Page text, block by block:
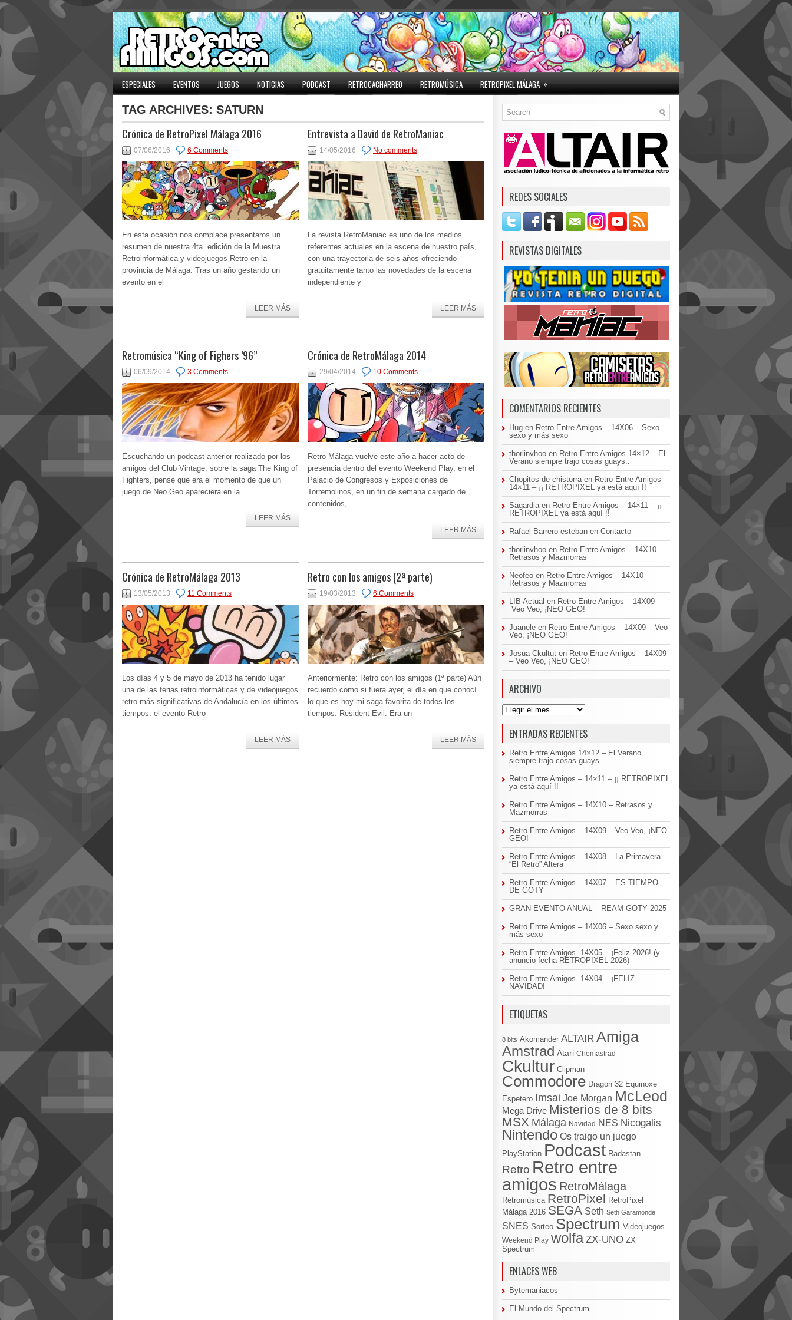
ESPECIALES EVENTOS JUEGOS NOTICIAS PODCAST RETROCACHARREO RETROMÚSICA RETROPIXEL MÁLAGA »
TAG ARCHIVES: SATURN
Crónica de RetroPixel Málaga 2016
07/06/2016 6 Comments
En esta ocasión nos complace presentaros un
resumen de nuestra 4ta. edición de la Muestra
Retroinformática y videojuegos Retro en la
provincia de Málaga. Tras un año gestando un
evento en el
LEER MÁS
Entrevista a David de RetroManiac
14/05/2016 No comments
La revista RetroManiac es uno de los medios
referentes actuales en la escena de nuestro país,
con una trayectoria de seis años ofreciendo
gratuitamente tanto las novedades de la escena
independiente y
LEER MÁS
Retromúsica “King of Fighers ’96”
06/09/2014 3 Comments
Escuchando un podcast anterior realizado por los
amigos del Club Vintage, sobre la saga The King of
Fighters, pensé que era el momento de que un
juego de Neo Geo apareciera en la
LEER MÁS
Crónica de RetroMálaga 2014
29/04/2014 10 Comments
Retro Málaga vuelve este año a hacer acto de
presencia dentro del evento Weekend Play, en el
Palacio de Congresos y Exposiciones de
Torremolinos, en un fin de semana cargado de
contenidos,
LEER MÁS
Crónica de RetroMálaga 2013
13/05/2013 11 Comments
Los días 4 y 5 de mayo de 2013 ha tenido lugar
una de las ferias retroinformáticas y de videojuegos
retro más significativas de Andalucía en los últimos
tiempos: el evento Retro
LEER MÁS
Retro con los amigos (2ª parte)
19/03/2013 6 Comments
Anteriormente: Retro con los amigos (1ª parte) Aún
recuerdo como si fuera ayer, el día en que conocí
lo que es hoy mi saga favorita de todos los
tiempos: Resident Evil. Era un
LEER MÁS
REDES SOCIALES
REVISTAS DIGITALES
COMENTARIOS RECIENTES
Hug en Retro Entre Amigos – 14X06 – Sexo
sexo y más sexo
thorlinvhoo en Retro Entre Amigos 14×12 – El
Verano siempre trajo cosas guays..
Chopitos de chistorra en Retro Entre Amigos –
14×11 – ¡¡ RETROPIXEL ya está aquí !!
Sagardia en Retro Entre Amigos – 14×11 – ¡¡
RETROPIXEL ya está aquí !!
Rafael Barrero esteban en Contacto
thorlinvhoo en Retro Entre Amigos – 14X10 –
Retrasos y Mazmorras
Neofeo en Retro Entre Amigos – 14X10 –
Retrasos y Mazmorras
LIB Actual en Retro Entre Amigos – 14X09 –
Veo Veo, ¡NEO GEO!
Juanele en Retro Entre Amigos – 14X09 – Veo
Veo, ¡NEO GEO!
Josua Ckultut en Retro Entre Amigos – 14X09
– Veo Veo, ¡NEO GEO!
ARCHIVO
Archivo
ENTRADAS RECIENTES
Retro Entre Amigos 14×12 – El Verano
siempre trajo cosas guays..
Retro Entre Amigos – 14×11 – ¡¡ RETROPIXEL
ya está aquí !!
Retro Entre Amigos – 14X10 – Retrasos y
Mazmorras
Retro Entre Amigos – 14X09 – Veo Veo, ¡NEO
GEO!
Retro Entre Amigos – 14X08 – La Primavera
“El Retro” Altera
Retro Entre Amigos – 14X07 – ES TIEMPO
DE GOTY
GRAN EVENTO ANUAL – REAM GOTY 2025
Retro Entre Amigos – 14X06 – Sexo sexo y
más sexo
Retro Entre Amigos -14X05 – ¡Feliz 2026! (y
anuncio fecha RETROPIXEL 2026)
Retro Entre Amigos -14X04 – ¡FELIZ
NAVIDAD!
ETIQUETAS
8 bits Akomander ALTAIR Amiga
Amstrad Atari Chemastrad
Ckultur Clipman
Commodore Dragon 32 Equinoxe
Espetero Imsai Joe Morgan McLeod
Mega Drive Misterios de 8 bits
MSX Málaga Navidad NES Nicogalis
Nintendo Os traigo un juego
PlayStation Podcast Radastan
Retro Retro entre
amigos RetroMálaga
Retromúsica RetroPixel RetroPixel
Málaga 2016 SEGA Seth Seth Garamonde
SNES Sorteo Spectrum Videojuegos
Weekend Play wolfa ZX-UNO ZX
Spectrum
ENLACES WEB
Bytemaniacos
El Mundo del Spectrum